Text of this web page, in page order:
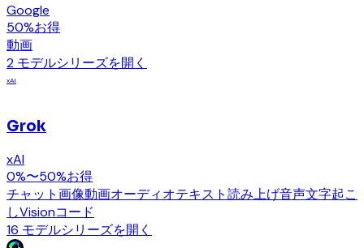
Google
50%お得
動画
2 モデルシリーズを開く
xAI
Grok
xAI
0%〜50%お得
チャット画像動画オーディオテキスト読み上げ音声文字起こ
しVisionコード
16 モデルシリーズを開く